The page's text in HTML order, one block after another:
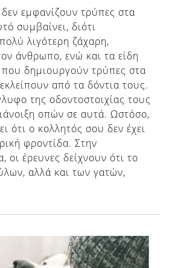
εμφανίζουν τρύπες στα
συμβαίνει, διότι
λιγότερη ζάχαρη,
άνθρωπο, ενώ και τα είδη
δημιουργούν τρύπες στα
από τα δόντια τους.
της οδοντοστοιχίας τους
οπών σε αυτά. Ωστόσο,
ότι ο κολλητός σου δεν έχει
φροντίδα. Στην
οι έρευνες δείχνουν ότι το
αλλά και των γατών,